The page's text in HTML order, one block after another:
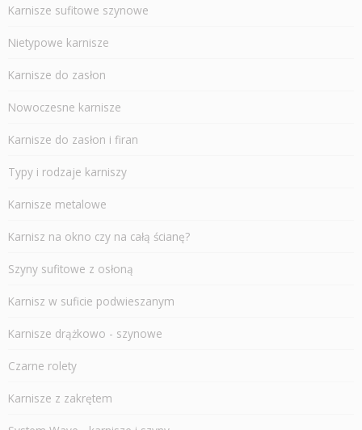
Karnisze sufitowe szynowe
Nietypowe karnisze
Karnisze do zasłon
Nowoczesne karnisze
Karnisze do zasłon i firan
Typy i rodzaje karniszy
Karnisze metalowe
Karnisz na okno czy na całą ścianę?
Szyny sufitowe z osłoną
Karnisz w suficie podwieszanym
Karnisze drążkowo - szynowe
Czarne rolety
Karnisze z zakrętem